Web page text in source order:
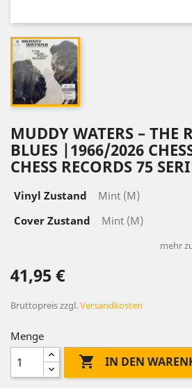
MUDDY WATERS – THE
BLUES |1966/2026
CHESS RECORDS 75
Vinyl Zustand
Mint (M)
Cover Zustand
Mint (M)
mehr
41,95 €
Bruttopreiszzgl.Versandkosten
Menge
 IN DEN